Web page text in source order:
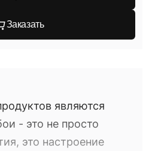
Заказать
являются
- это не просто
это настроение